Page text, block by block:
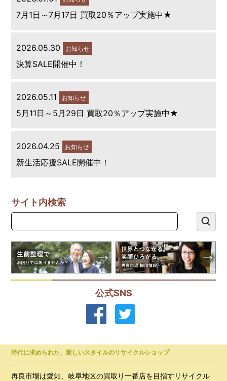
7月1日～7月17日 買取20％アップ実施中★
2026.05.30 お知らせ
決算SALE開催中！
2026.05.11 お知らせ
5月11日～5月29日 買取20％アップ実施中★
2026.04.25 お知らせ
新生活応援SALE開催中！
サイト内検索
公式SNS
時代に求められた、新しいスタイルのリサイクルショップ
再良市場は愛知、岐阜地区の買取り一番店を目指すリサイクル